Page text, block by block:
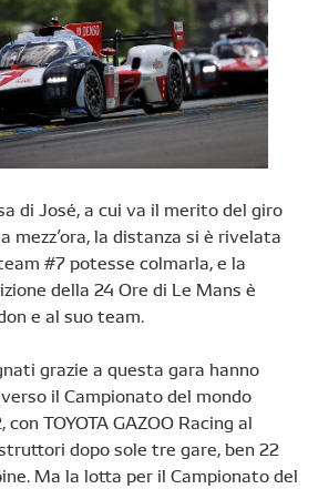
di José, a cui va il merito del giro
mezz’ora, la distanza si è rivelata
#7 potesse colmarla, e la
della 24 Ore di Le Mans è
e al suo team.
grazie a questa gara hanno
il Campionato del mondo
TOYOTA GAZOO Racing al
dopo sole tre gare, ben 22
Ma la lotta per il Campionato del